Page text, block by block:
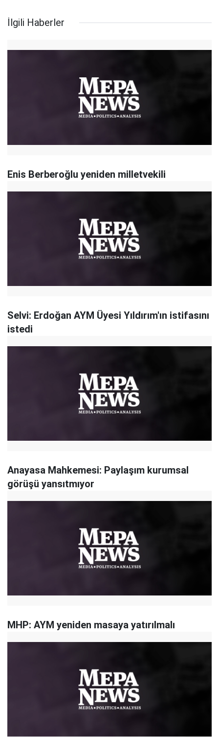
İlgili Haberler
Enis Berberoğlu yeniden milletvekili
Selvi: Erdoğan AYM Üyesi Yıldırım'ın istifasını
istedi
Anayasa Mahkemesi: Paylaşım kurumsal
görüşü yansıtmıyor
MHP: AYM yeniden masaya yatırılmalı